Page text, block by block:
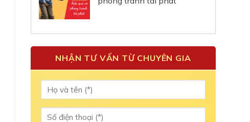
NHẬN TƯ VẤN TỪ CHUYÊN GIA